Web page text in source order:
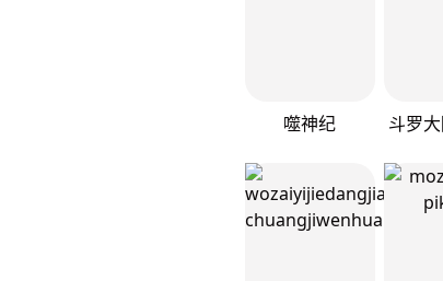
噬神纪